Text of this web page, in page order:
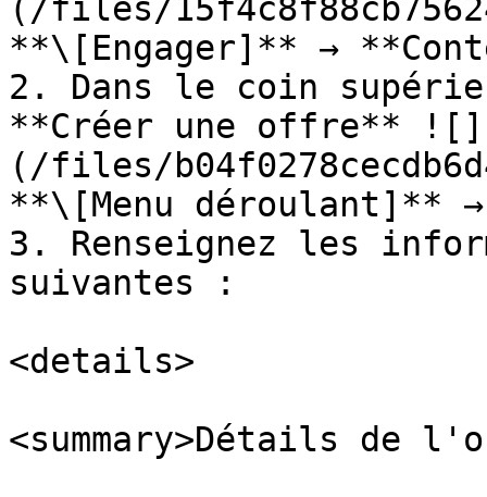
(/files/
**\[Engager]** →
2. Dans le coin
**Créer une offre** ![]
(/files/
**\[Menu déroulant]** →
3. Renseignez les
suivantes :
<details>
<summary>Détails de